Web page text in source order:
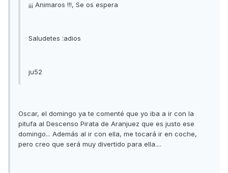
¡¡¡ Animaros !!!, Se os espera
Saludetes :adios
ju52
Oscar, el domingo ya te comenté que yo iba a ir con la
pitufa al Descenso Pirata de Aranjuez que es justo ese
domingo... Además al ir con ella, me tocará ir en coche,
pero creo que será muy divertido para ella....